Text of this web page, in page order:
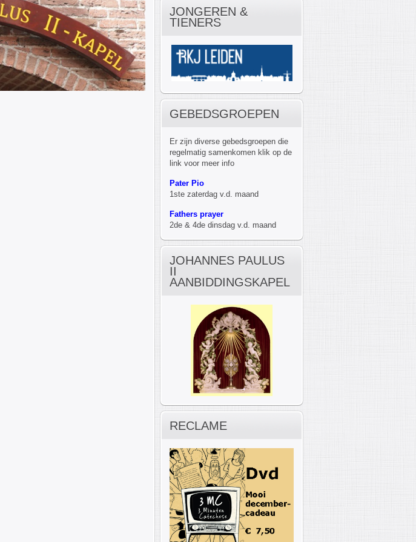
JONGEREN &
TIENERS
GEBEDSGROEPEN
Er zijn diverse gebedsgroepen die
regelmatig samenkomen klik op de
link voor meer info
Pater Pio
1ste zaterdag v.d. maand
Fathers prayer
2de & 4de dinsdag v.d. maand
JOHANNES PAULUS
II
AANBIDDINGSKAPEL
RECLAME